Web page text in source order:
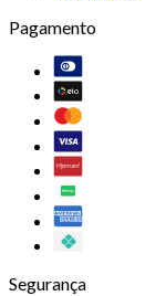
Pagamento
Segurança